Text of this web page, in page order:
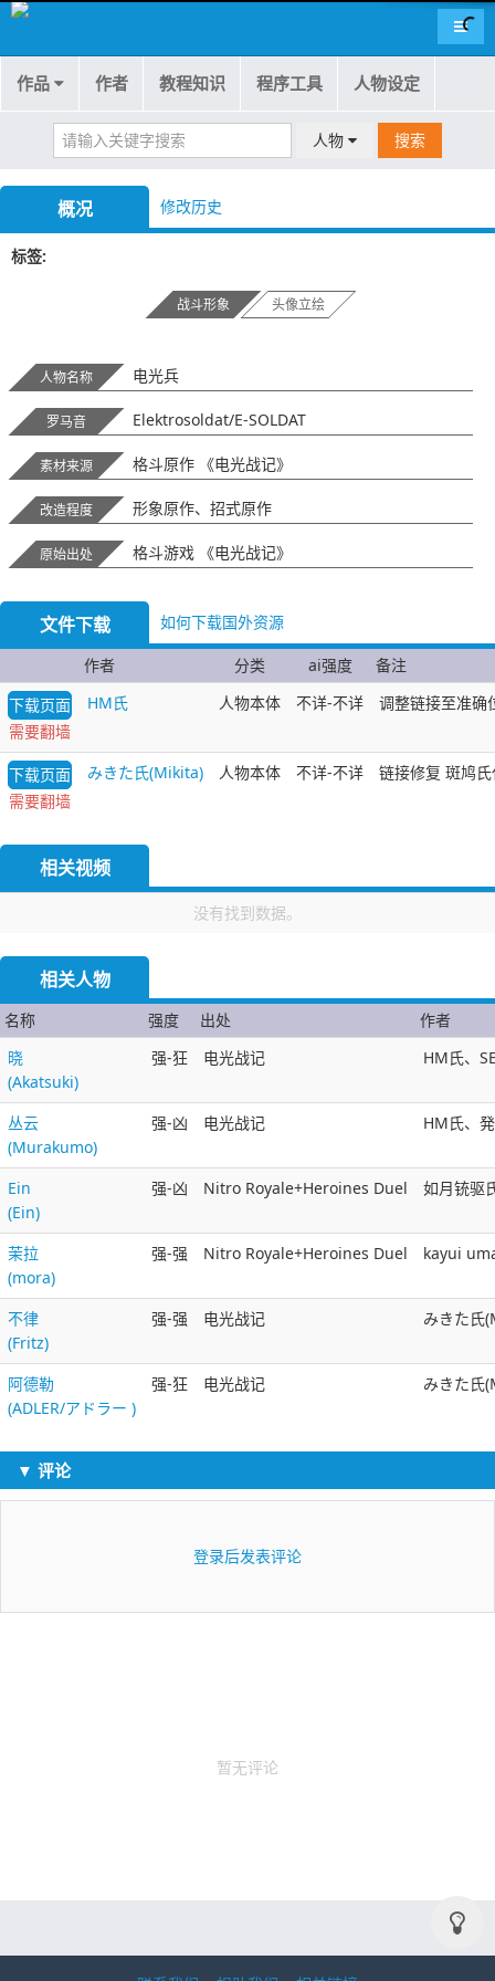
导航
作品 作者 教程知识 程序工具 人物设定
人物 搜索
概况 修改历史
标签
战斗形象 头像立绘
人物名称 电光兵
罗马音 Elektrosoldat/E-SOLDAT
素材来源 格斗原作 《电光战记》
改造程度 形象原作、招式原作
原始出处 格斗游戏 《电光战记》
文件下载 如何下载国外资源
作者 分类 ai强度
备注
下载页面
需要翻墙
HM氏 人物本体 不详-不详 调整链接至准确
下载页面
需要翻墙
みきた氏(Mikita) 人物本体 不详-不详 链接修复 斑鸠
相关视频
没有找到数据。
相关人物
名称 强度 出处
作者
晓
(Akatsuki)
强-狂 电光战记 HM氏、
丛云
(Murakumo)
强-凶 电光战记 HM氏、
Ein
(Ein)
强-凶 Nitro Royale+Heroines Duel 如月铳驱
茉拉
(mora)
强-强 Nitro Royale+Heroines Duel kayui
不律
(Fritz)
强-强 电光战记 みきた氏
阿德勒
(ADLER/アドラー )
强-狂 电光战记 みきた氏
▼ 评论
登录后发表评论
暂无评论